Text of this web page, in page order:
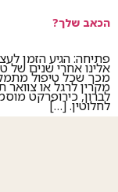
הכאב שלך?
פתיחה: הגיע הזמן
אלינו אחרי שנים של
מכך שכל טיפול
מקרין לרגל או
לברון, כירופרקט
לחלוטין. […]